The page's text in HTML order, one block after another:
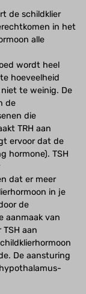
de schildklier
in het
alle
wordt heel
hoeveelheid
te weinig. De
de
die
TRH aan
ervoor dat de
hormone). TSH
dat er meer
in je
de
aanmaak van
aan
De aansturing